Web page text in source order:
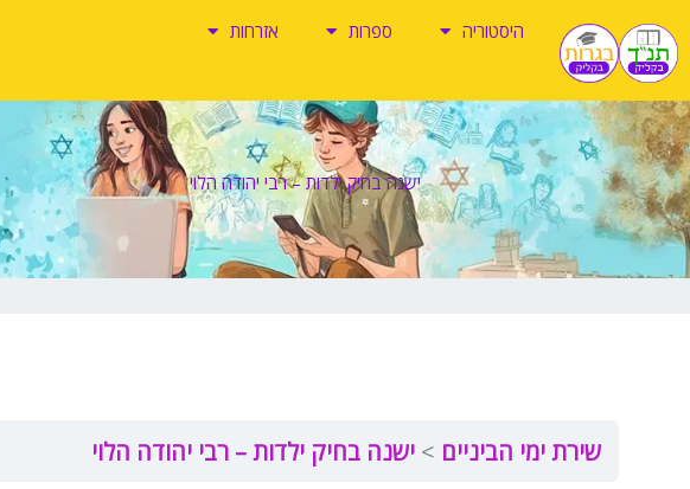
לתוכן
היסטוריה ספרות אזרחות
ישנה בחיק ילדות – רבי יהודה הלוי
שירת ימי הביניים ישנה בחיק ילדות – רבי יהודה הלוי